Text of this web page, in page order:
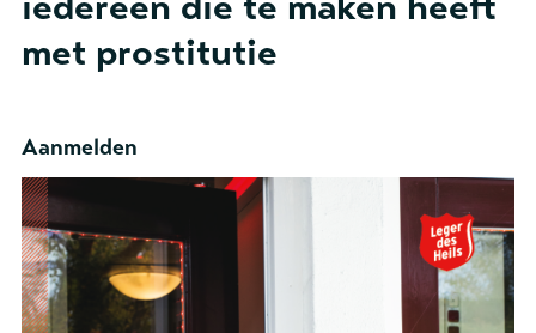
met prostitutie
Aanmelden